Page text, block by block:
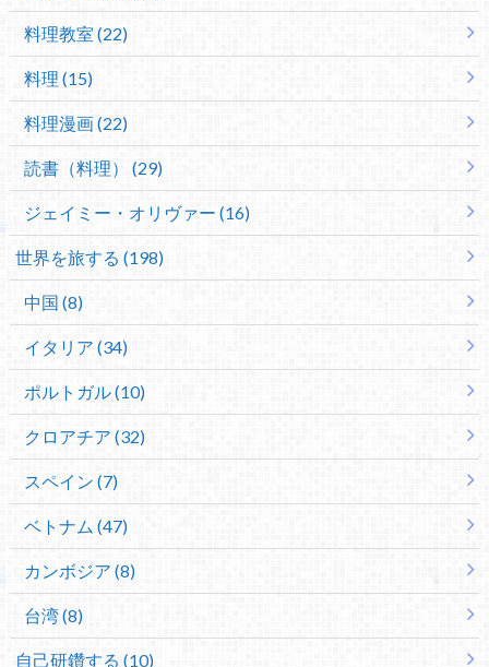
料理教室 (22)
料理 (15)
料理漫画 (22)
読書（料理） (29)
ジェイミー・オリヴァー (16)
世界を旅する (198)
中国 (8)
イタリア (34)
ポルトガル (10)
クロアチア (32)
スペイン (7)
ベトナム (47)
カンボジア (8)
台湾 (8)
自己研鑽する (10)